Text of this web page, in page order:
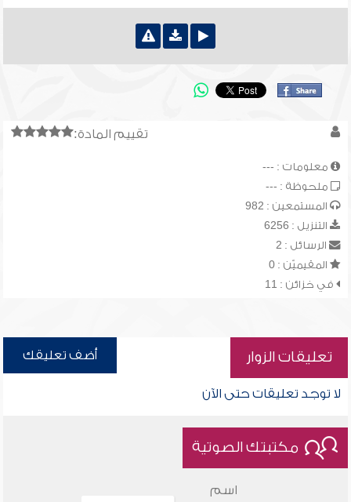
تقييم المادة:
معلومات : ---
ملحوظة : ---
المستمعين : 982
التنزيل : 6256
الرسائل : 2
المقيميّن : 0
في خزائن : 11
تعليقات الزوار أضف تعليقك
لا توجد تعليقات حتى الآن
مكتبتك الصوتية
اسم